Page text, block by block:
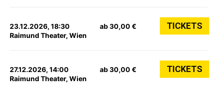
23.12.2026, 18:30
Raimund Theater, Wien
ab 30,00 € TICKETS
27.12.2026, 14:00
Raimund Theater, Wien
ab 30,00 € TICKETS